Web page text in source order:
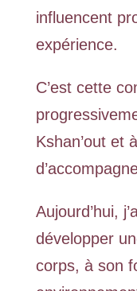
influencent
expérience.
C’est cette
Kshan’out et
Aujourd’hui,
développer
corps, à son